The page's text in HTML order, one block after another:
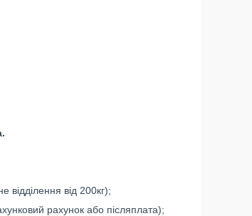
від 200кг);
рахунок або післяплата);